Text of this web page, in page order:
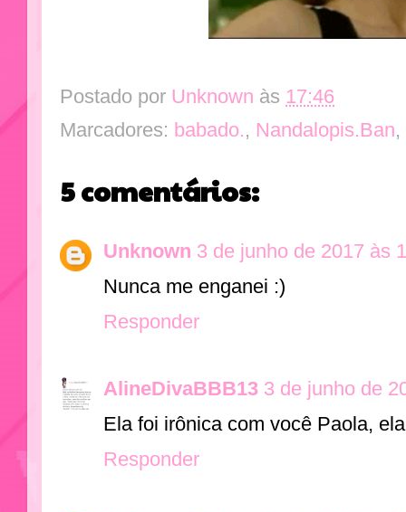
Postado por Unknown às 17:46
Marcadores: babado., Nandalopis.Ban,
5 comentários:
Unknown 3 de junho de 2017 às
Nunca me enganei :)
Responder
AlineDivaBBB13 3 de junho de
Ela foi irônica com você Paola,
Responder